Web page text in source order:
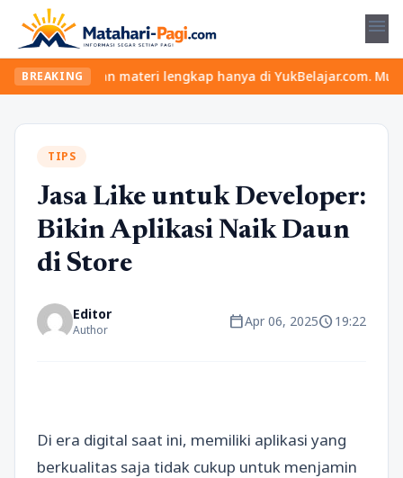
menu
BREAKING
seru dan materi lengkap hanya di YukBelajar.com. Mulai
TIPS
Jasa Like untuk Developer:
Bikin Aplikasi Naik Daun
di Store
Editor
Author calendar_todayApr 06, 2025schedule19:22
Di era digital saat ini, memiliki aplikasi yang
berkualitas saja tidak cukup untuk menjamin